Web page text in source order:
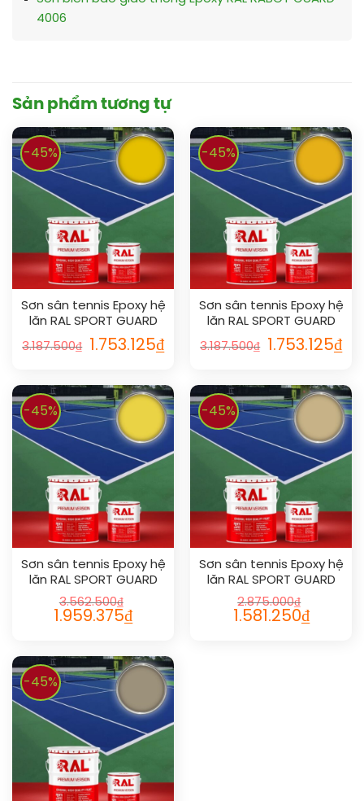
4006
Sản phẩm tương tự
-45%
Sơn sân tennis Epoxy hệ
lăn RAL SPORT GUARD
1021
3.187.500₫ 1.753.125₫
-45%
Sơn sân tennis Epoxy hệ
lăn RAL SPORT GUARD
1003
3.187.500₫ 1.753.125₫
-45%
Sơn sân tennis Epoxy hệ
lăn RAL SPORT GUARD
1018
3.562.500₫
1.959.375₫
-45%
Sơn sân tennis Epoxy hệ
lăn RAL SPORT GUARD
1001
2.875.000₫
1.581.250₫
-45%